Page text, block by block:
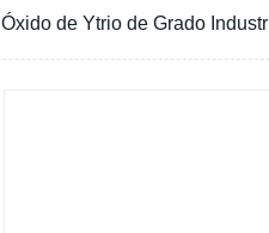
Óxido de Ytrio de Grado